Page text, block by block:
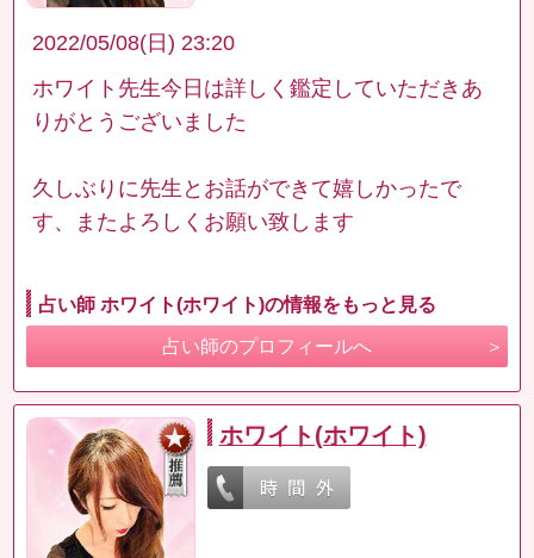
2022/05/08(日) 23:20
ホワイト先生今日は詳しく鑑定していただきあ
りがとうございました
久しぶりに先生とお話ができて嬉しかったで
す、またよろしくお願い致します
占い師 ホワイト(ホワイト)の情報をもっと見る
占い師のプロフィールへ
ホワイト(ホワイト)